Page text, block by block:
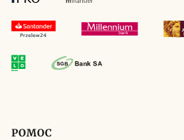
Linki w stopce
POMOC